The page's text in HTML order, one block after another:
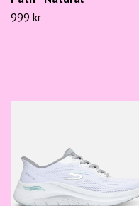
999 kr